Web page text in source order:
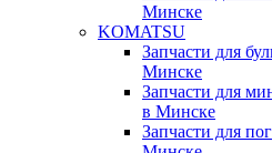
Минске
KOMATSU
Запчасти для
Минске
Запчасти для
в Минске
Запчасти для